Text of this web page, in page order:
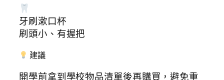
牙刷漱口杯
刷頭小、有握把
建議
開學前拿到學校物品清單後再購買，避免重